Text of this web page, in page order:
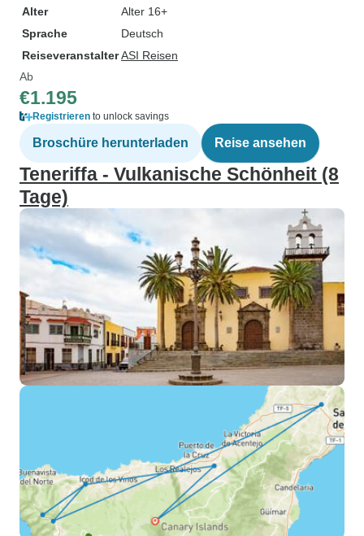
Alter
Alter 16+
Sprache
Deutsch
ReiseveranstalterASI Reisen
Ab
€1.195
Registrieren to unlock savings
Broschüre herunterladen Reise ansehen
Teneriffa - Vulkanische Schönheit (8
Tage)